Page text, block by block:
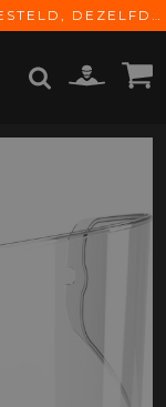
OP ONZE WERKDAGEN VOOR 15:00 BESTELD, DEZELFDE DAG VERZONDEN! GRATIS VERZENDING VANAF € 65,-